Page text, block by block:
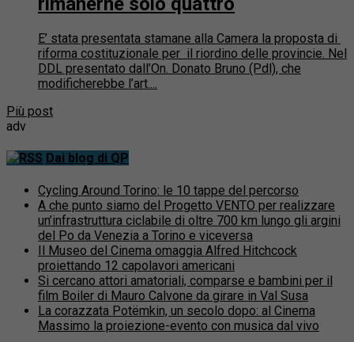
E’ stata presentata stamane alla Camera la proposta di
riforma costituzionale per il riordino delle provincie. Nel
DDL presentato dall’On. Donato Bruno (Pdl), che
modificherebbe l’art....
Più post
adv
Dai blog di QP
Cycling Around Torino: le 10 tappe del percorso
A che punto siamo del Progetto VENTO per realizzare
un’infrastruttura ciclabile di oltre 700 km lungo gli argini
del Po da Venezia a Torino e viceversa
Il Museo del Cinema omaggia Alfred Hitchcock
proiettando 12 capolavori americani
Si cercano attori amatoriali, comparse e bambini per il
film Boiler di Mauro Calvone da girare in Val Susa
La corazzata Potëmkin, un secolo dopo: al Cinema
Massimo la proiezione-evento con musica dal vivo